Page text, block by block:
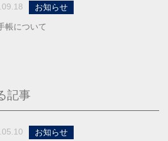
お知らせ
帳について
記事
お知らせ